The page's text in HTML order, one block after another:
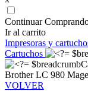
Continuar
Ir al carrito
Impresoras y
Cartuchos
Brother LC 980
VOLVER